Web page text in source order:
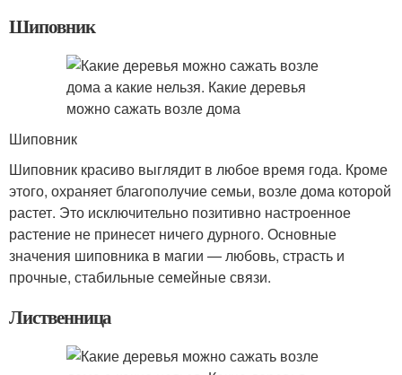
Шиповник
Шиповник
Шиповник красиво выглядит в любое время года. Кроме
этого, охраняет благополучие семьи, возле дома которой
растет. Это исключительно позитивно настроенное
растение не принесет ничего дурного. Основные
значения шиповника в магии — любовь, страсть и
прочные, стабильные семейные связи.
Лиственница